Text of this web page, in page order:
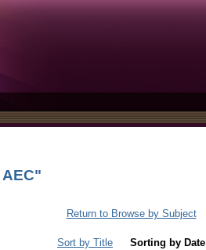
Return to Browse by Subject
Sort by Title Sorting by Date